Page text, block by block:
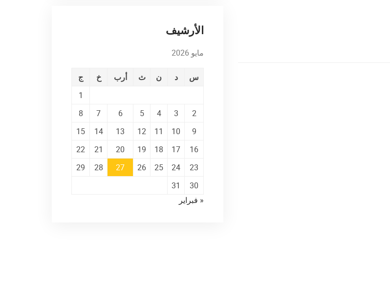
الأرشيف
مايو 2026
س د ن ث أرب خ
ج
1
2
3
4
5
6
7
8
9
10
11
12
13
14
15
16
17
18
19
20
21
22
23
24
25
26
27
28
29
30
31
« فبراير